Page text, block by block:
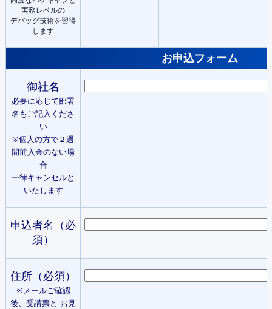
実務レベルの
デバッグ技術を習得
します
お申込フォーム
御社名
必要に応じて部署
名もご記入くださ
い
※個人の方で２週
間前入金のない場
合
一律キャンセルと
いたします
申込者名（必
須）
住所（必須）
※メールご確認
後、受講票と お見